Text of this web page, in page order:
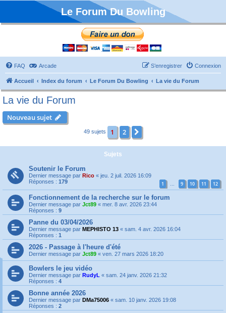
Le Forum Du Bowling
FAQ Arcade Connexion
S’enregistrer
Accueil Index du forum Le Forum Du Bowling La vie du Forum
La vie du Forum
Nouveau sujet
49 sujets 1 2
Sujets
Soutenir le Forum
Dernier message par Rico « jeu. 2 juil. 2026 16:09
Réponses : 179 1 … 9 10 11 12
Fonctionnement de la recherche sur le forum
Dernier message par Jct89 « mer. 8 avr. 2026 23:44
Réponses : 9
Panne du 03/04/2026
Dernier message par MEPHISTO 13 « sam. 4 avr. 2026 16:04
Réponses : 1
2026 - Passage à l'heure d'été
Dernier message par Jct89 « ven. 27 mars 2026 18:20
Bowlers le jeu vidéo
Dernier message par RudyL « sam. 24 janv. 2026 21:32
Réponses : 4
Bonne année 2026
Dernier message par DMa75006 « sam. 10 janv. 2026 19:08
Réponses : 2